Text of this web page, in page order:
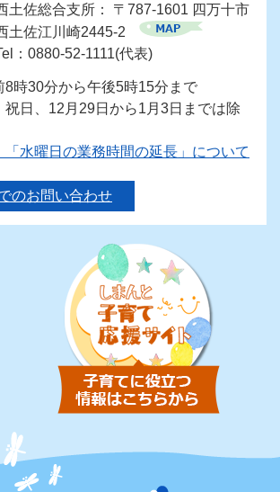
土佐総合支所： 〒787-1601 四万十市
土佐江川崎2445-2
：0880-52-1111(代表)
8時30分から午後5時15分まで
祝日、12月29日から1月3日までは除
「水曜日の業務時間の延長」について
のお問い合わせ